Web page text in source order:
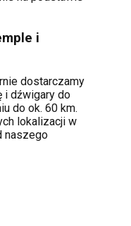
i
dostarczamy
i dźwigary do
do ok. 60 km.
lokalizacji w
naszego